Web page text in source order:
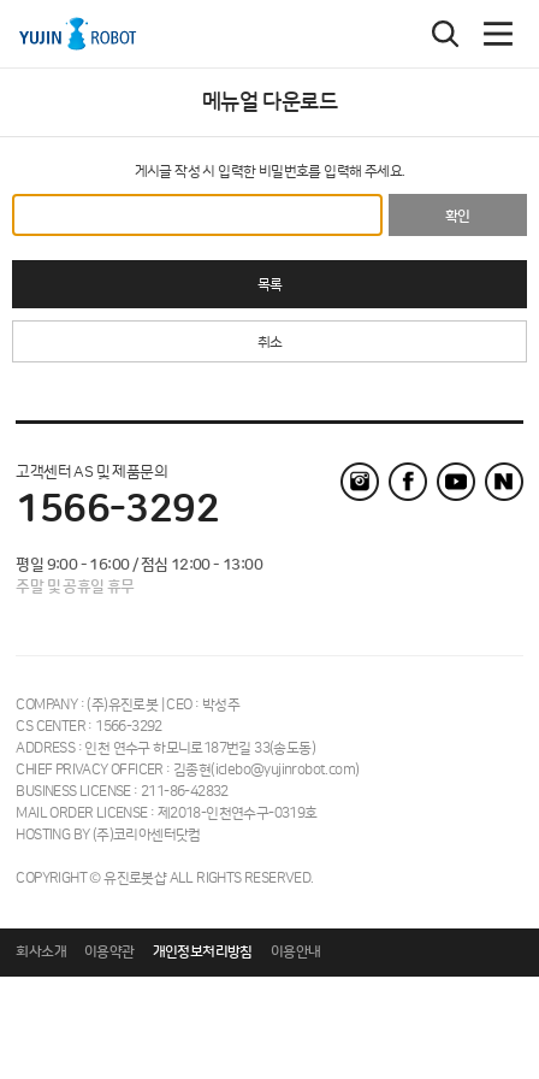
메뉴얼 다운로드
게시글 작성 시 입력한 비밀번호를 입력해 주세요.
확인
목록
취소
고객센터 AS 및 제품문의
1566-3292
평일 9:00 - 16:00 / 점심 12:00 - 13:00
주말 및 공휴일 휴무
COMPANY : (주)유진로봇 | CEO : 박성주
CS CENTER : 1566-3292
ADDRESS : 인천 연수구 하모니로187번길 33(송도동)
CHIEF PRIVACY OFFICER : 김종현(iclebo@yujinrobot.com)
BUSINESS LICENSE : 211-86-42832
MAIL ORDER LICENSE : 제2018-인천연수구-0319호
HOSTING BY (주)코리아센터닷컴
COPYRIGHT © 유진로봇샵 ALL RIGHTS RESERVED.
회사소개 이용약관 개인정보처리방침 이용안내